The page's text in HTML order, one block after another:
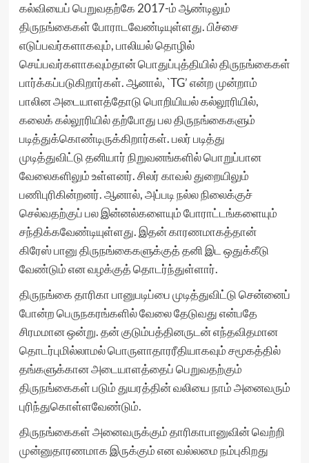
கல்வியைப் பெறுவதற்கே 2017-ம் ஆண்டிலும்
திருநங்கைகள் போராடவேண்டியுள்ளது. பிச்சை
எடுப்பவர்களாகவும், பாலியல் தொழில்
செய்பவர்களாகவும்தான் பொதுப்புத்தியில் திருநங்கைகள்
பார்க்கப்படுகிறார்கள். ஆனால், `TG’ என்ற முன்றாம்
பாலின அடையாளத்தோடு பொறியியல் கல்லூரியில்,
கலைக் கல்லூரியில் தற்போது பல திருநங்கைகளும்
படித்துக்கொண்டிருக்கிறார்கள். பலர் படித்து
முடித்துவிட்டு தனியார் நிறுவனங்களில் பொறுப்பான
வேலைகளிலும் உள்ளனர். சிலர் காவல் துறையிலும்
பணிபுரிகின்றனர். ஆனால், அப்படி நல்ல நிலைக்குச்
செல்வதற்குப் பல இன்னல்களையும் போராட்டங்களையும்
சந்திக்கவேண்டியுள்ளது. இதன் காரணமாகத்தான்
கிரேஸ் பானு திருநங்கைகளுக்குத் தனி இட ஒதுக்கீடு
வேண்டும் என வழக்குத் தொடர்ந்துள்ளார்.
திருநங்கை தாரிகா பானுபடிப்பை முடித்துவிட்டு சென்னைப்
போன்ற பெருநகரங்களில் வேலை தேடுவது என்பதே
சிரமமான ஒன்று. தன் குடும்பத்தினருடன் எந்தவிதமான
தொடர்புமில்லாமல் பொருளாதாரரீதியாகவும் சமூகத்தில்
தங்களுக்கான அடையாளத்தைப் பெறுவதற்கும்
திருநங்கைகள் படும் துயரத்தின் வலியை நாம் அனைவரும்
புரிந்துகொள்ளவேண்டும்.
திருநங்கைகள் அனைவருக்கும் தாரிகாபானுவின் வெற்றி
முன்னுதாரணமாக இருக்கும் என வல்லமை நம்புகிறது